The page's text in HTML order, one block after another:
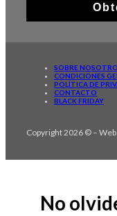
SOBRE
CONDICIONES
POLÍTICA DE
CONTACTO
BLACK FRIDAY
Copyright 2026 © –
No